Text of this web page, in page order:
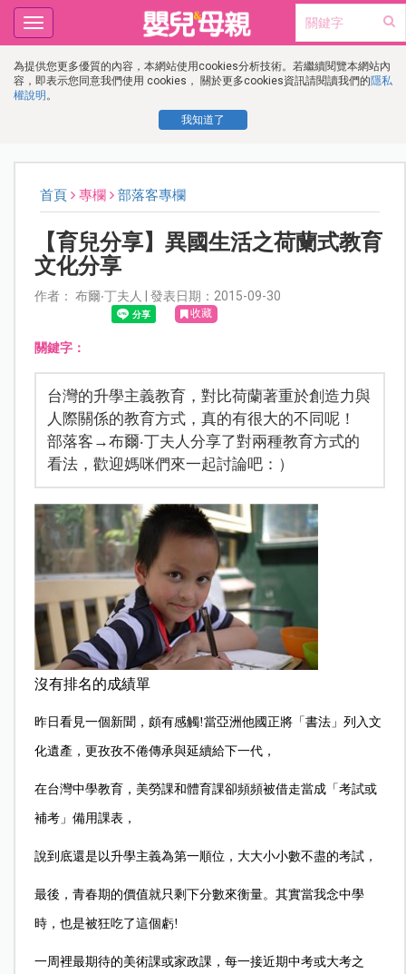
為提供您更多優質的內容，本網站使用cookies分析技術。若繼續閱覽本網站內
容，即表示您同意我們使用 cookies， 關於更多cookies資訊請閱讀我們的隱私
權說明 。
我知道了
Toggle
navigation
首頁 專欄 部落客專欄
【育兒分享】異國生活之荷蘭式教育
文化分享
作者： 布爾‧丁夫人 | 發表日期：2015-09-30
收藏
關鍵字：
台灣的升學主義教育，對比荷蘭著重於創造力與
人際關係的教育方式，真的有很大的不同呢！
部落客→布爾‧丁夫人分享了對兩種教育方式的
看法，歡迎媽咪們來一起討論吧：）
沒有排名的成績單
昨日看見一個新聞，頗有感觸!當亞洲他國正將「書法」列入文
化遺產，更孜孜不倦傳承與延續給下一代，
在台灣中學教育，美勞課和體育課卻頻頻被借走當成「考試或
補考」備用課表，
說到底還是以升學主義為第一順位，大大小小數不盡的考試，
最後，青春期的價值就只剩下分數來衡量。其實當我念中學
時，也是被狂吃了這個虧!
一周裡最期待的美術課或家政課，每一接近期中考或大考之